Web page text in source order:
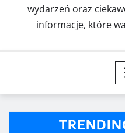
wydarzeń oraz
informacje, które